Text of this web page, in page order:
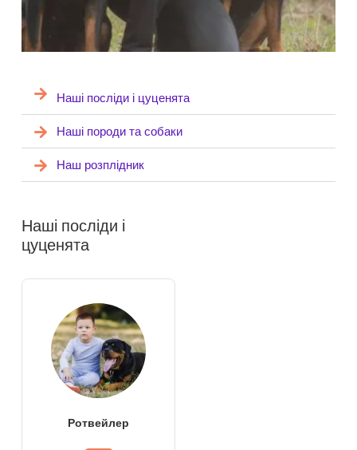
Наші посліди і цуценята
Наші породи та собаки
Наш розплідник
Наші посліди і
цуценята
Ротвейлер